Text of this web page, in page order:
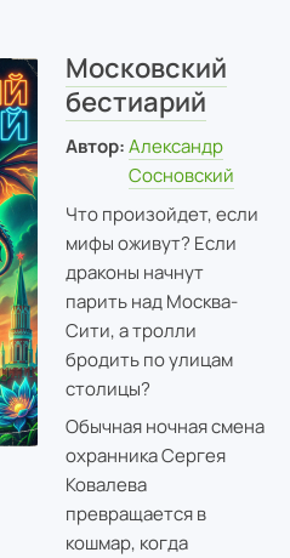
Московский
бестиарий
Автор: Александр
Сосновский
Что произойдет, если
мифы оживут? Если
драконы начнут
парить над Москва-
Сити, а тролли
бродить по улицам
столицы?
Обычная ночная смена
охранника Сергея
Ковалева
превращается в
кошмар, когда